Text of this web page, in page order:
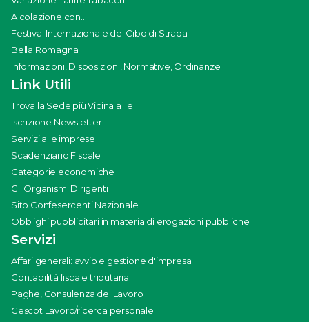
A colazione con...
Festival Internazionale del Cibo di Strada
Bella Romagna
Informazioni, Disposizioni, Normative, Ordinanze
Link Utili
Trova la Sede più Vicina a Te
Iscrizione Newsletter
Servizi alle imprese
Scadenziario Fiscale
Categorie economiche
Gli Organismi Dirigenti
Sito Confesercenti Nazionale
Obblighi pubblicitari in materia di erogazioni pubbliche
Servizi
Affari generali: avvio e gestione d'impresa
Contabilità fiscale tributaria
Paghe, Consulenza del Lavoro
Cescot Lavoro/ricerca personale